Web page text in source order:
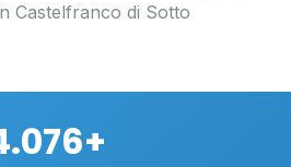
Castelfranco di Sotto